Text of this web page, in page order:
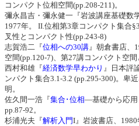
コンパクト位相空間(pp.208-211)。
彌永昌吉・彌永健一『岩波講座基礎数
1977年。 II.位相第3章コンパクト集合
叉性とコンパクト性(pp.243-8)
志賀浩二『位相への30講』朝倉書店、
空間(pp.120-7)、第27講コンパクト空間
西村和雄『経済数学早わかり 』日本評
ンパクト集合3.1-3.2 (pp.295-300)。卑
明。
佐久間一浩『集合･位相―基礎から応用
pp.87-92。
杉浦光夫『解析入門I』岩波書店、